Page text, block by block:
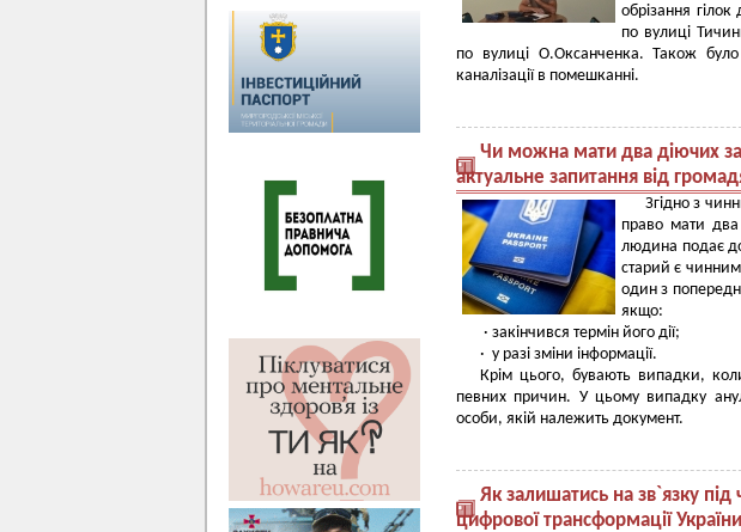
обрізання
по вулиці
по вулиці О.Оксанченка. Також
каналізації в помешканні.
Чи можна мати два діючих
актуальне запитання від
Згідно з
право мати
людина подає
старий є
один з
якщо:
· закінчився термін його дії;
· у разі зміни інформації.
Крім цього, бувають випадки,
певних причин. У цьому випадку
особи, якій належить документ.
Як залишатись на зв`язку
цифрової трансформації України